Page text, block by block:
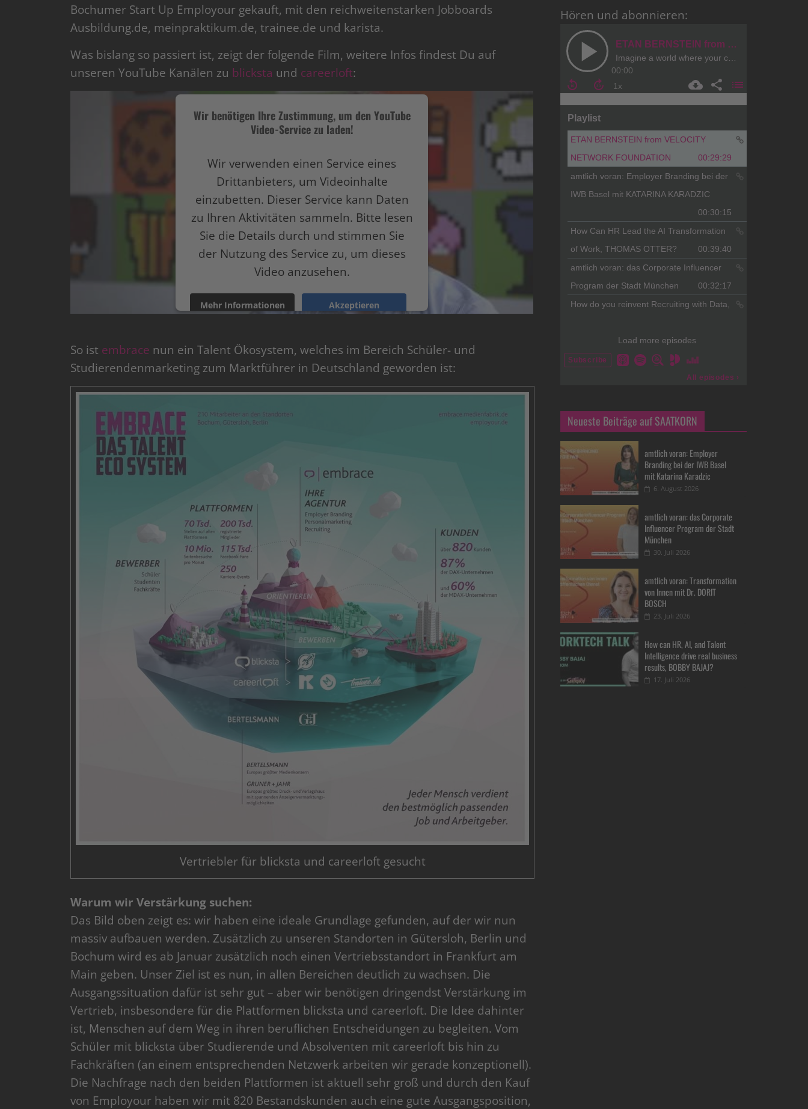
Bochumer Start Up Employour gekauft, mit den reichweitenstarken Jobboards
Ausbildung.de, meinpraktikum.de, trainee.de und karista.
Was bislang so passiert ist, zeigt der folgende Film, weitere Infos findest Du auf
unseren YouTube Kanälen zu blicksta und careerloft:
Wir benötigen Ihre Zustimmung, um den YouTube
Video-Service zu laden!
Wir verwenden einen Service eines
Drittanbieters, um Videoinhalte
einzubetten. Dieser Service kann Daten
zu Ihren Aktivitäten sammeln. Bitte lesen
Sie die Details durch und stimmen Sie
der Nutzung des Service zu, um dieses
Video anzusehen.
Mehr Informationen Akzeptieren
So ist embrace nun ein Talent Ökosystem, welches im Bereich Schüler- und
Studierendenmarketing zum Marktführer in Deutschland geworden ist:
Vertriebler für blicksta und careerloft gesucht
Warum wir Verstärkung suchen:
Das Bild oben zeigt es: wir haben eine ideale Grundlage gefunden, auf der wir nun
massiv aufbauen werden. Zusätzlich zu unseren Standorten in Gütersloh, Berlin und
Bochum wird es ab Januar zusätzlich noch einen Vertriebsstandort in Frankfurt am
Main geben. Unser Ziel ist es nun, in allen Bereichen deutlich zu wachsen. Die
Ausgangssituation dafür ist sehr gut – aber wir benötigen dringendst Verstärkung im
Vertrieb, insbesondere für die Plattformen blicksta und careerloft. Die Idee dahinter
ist, Menschen auf dem Weg in ihren beruflichen Entscheidungen zu begleiten. Vom
Schüler mit blicksta über Studierende und Absolventen mit careerloft bis hin zu
Fachkräften (an einem entsprechenden Netzwerk arbeiten wir gerade konzeptionell).
Die Nachfrage nach den beiden Plattformen ist aktuell sehr groß und durch den Kauf
von Employour haben wir mit 820 Bestandskunden auch eine gute Ausgangsposition,
Hören und abonnieren:
Neueste Beiträge auf SAATKORN
amtlich voran: Employer
Branding bei der IWB Basel
mit Katarina Karadzic
6. August 2026
amtlich voran: das Corporate
Influencer Program der Stadt
München
30. Juli 2026
amtlich voran: Transformation
von Innen mit Dr. DORIT
BOSCH
23. Juli 2026
How can HR, AI, and Talent
Intelligence drive real business
results, BOBBY BAJAJ?
17. Juli 2026